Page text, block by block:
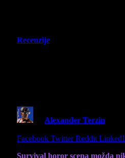
Recenzije
Alexander Terzin
Facebook Twitter Reddit
Survival horor scena možda